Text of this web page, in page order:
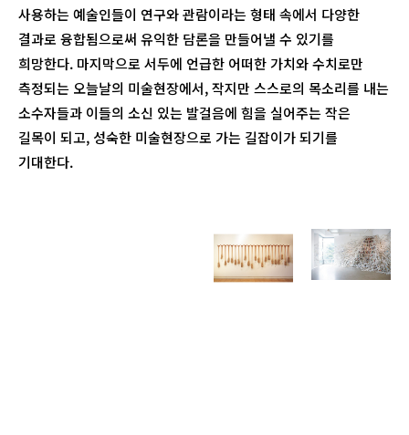
사용하는 예술인들이 연구와 관람이라는 형태 속에서 다양한
결과로 융합됨으로써 유익한 담론을 만들어낼 수 있기를
희망한다. 마지막으로 서두에 언급한 어떠한 가치와 수치로만
측정되는 오늘날의 미술현장에서, 작지만 스스로의 목소리를 내는
소수자들과 이들의 소신 있는 발걸음에 힘을 실어주는 작은
길목이 되고, 성숙한 미술현장으로 가는 길잡이가 되기를
기대한다.